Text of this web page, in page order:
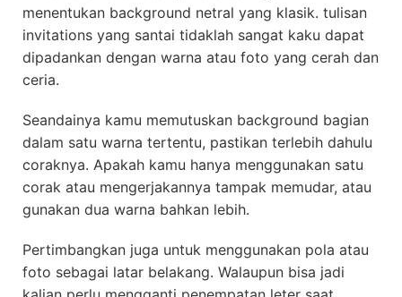
menentukan background netral yang klasik. tulisan
invitations yang santai tidaklah sangat kaku dapat
dipadankan dengan warna atau foto yang cerah dan
ceria.
Seandainya kamu memutuskan background bagian
dalam satu warna tertentu, pastikan terlebih dahulu
coraknya. Apakah kamu hanya menggunakan satu
corak atau mengerjakannya tampak memudar, atau
gunakan dua warna bahkan lebih.
Pertimbangkan juga untuk menggunakan pola atau
foto sebagai latar belakang. Walaupun bisa jadi